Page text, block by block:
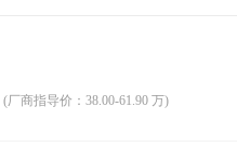
(厂商指导价：38.00-61.90 万)